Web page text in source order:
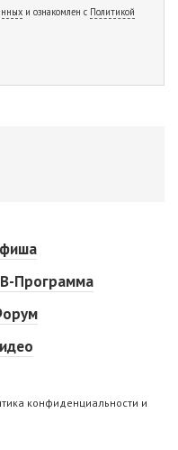
и ознакомлен с Политикой
Программа
конфиденциальности и